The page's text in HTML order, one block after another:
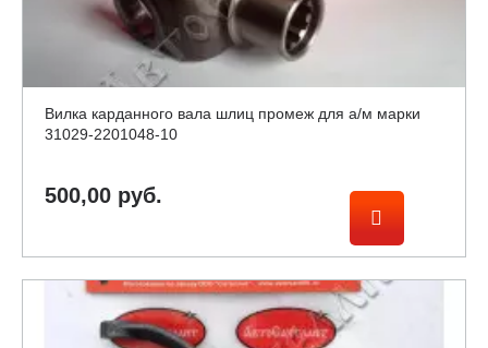
Вилка карданного вала шлиц промеж для а/м марки
31029-2201048-10
500,00 руб.